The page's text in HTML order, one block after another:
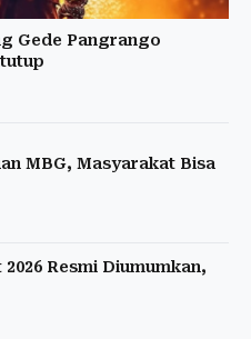
Gede Pangrango
MBG, Masyarakat Bisa
Resmi Diumumkan,